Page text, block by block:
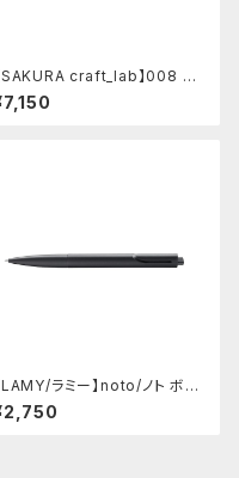
SAKURA craft_lab】008 ゲ
インキボールペン (アシッドピ
ク)
LAMY/ラミー】noto/ノト ボー
ペン・限定色 (オールブラック)